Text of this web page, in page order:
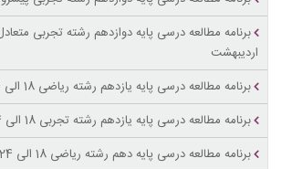
اردیبهشت
برنامه مطالعه درسی پایه یازدهم رشته ریاضی 18 الی 24 اردیبهشت
برنامه مطالعه درسی پایه یازدهم رشته تجربی 18 الی 24 اردیبهشت
برنامه مطالعه درسی پایه دهم رشته ریاضی 18 الی 24 اردیبهشت